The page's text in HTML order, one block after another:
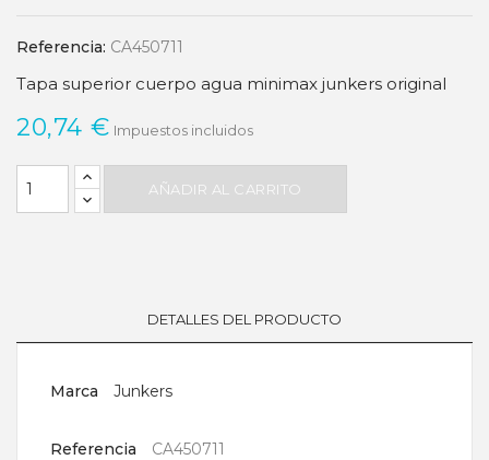
Referencia: CA450711
Tapa superior cuerpo agua minimax junkers original
20,74 € Impuestos incluidos
AÑADIR AL CARRITO
DETALLES DEL PRODUCTO
Marca Junkers
Referencia CA450711